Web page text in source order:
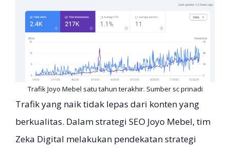
Trafik Joyo Mebel satu tahun terakhir. Sumber sc prinadi
Trafik yang naik tidak lepas dari konten yang
berkualitas. Dalam strategi SEO Joyo Mebel, tim
Zeka Digital melakukan pendekatan strategi